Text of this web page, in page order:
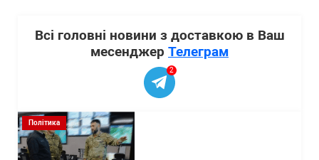
Всі головні новини з доставкою в Ваш
месенджер Телеграм
2
Політика